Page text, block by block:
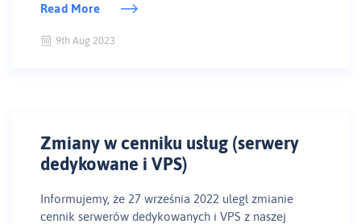
Read More
9th Aug 2023
Zmiany w cenniku usług (serwery
dedykowane i VPS)
Informujemy, że 27 września 2022 uległ zmianie
cennik serwerów dedykowanych i VPS z naszej